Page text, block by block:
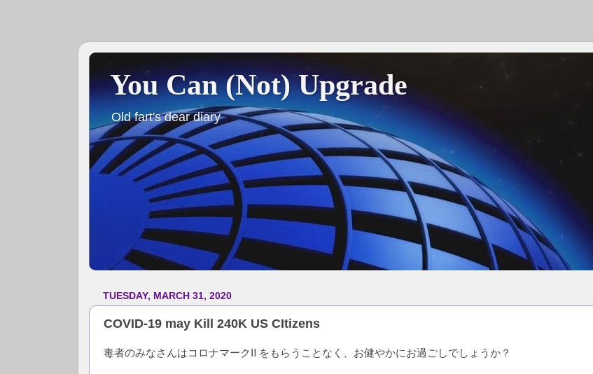
You Can (Not) Upgrade
Old fart's dear diary
TUESDAY, MARCH 31, 2020
COVID-19 may Kill 240K US CItizens
毒者のみなさんはコロナマークⅡ をもらうことなく、お健やかにお過ごしでしょうか？